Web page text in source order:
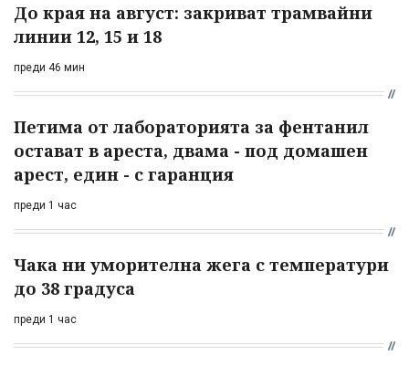
До края на август: закриват трамвайни
линии 12, 15 и 18
преди 46 мин
Петима от лабораторията за фентанил
остават в ареста, двама - под домашен
арест, един - с гаранция
преди 1 час
Чака ни уморителна жега с температури
до 38 градуса
преди 1 час